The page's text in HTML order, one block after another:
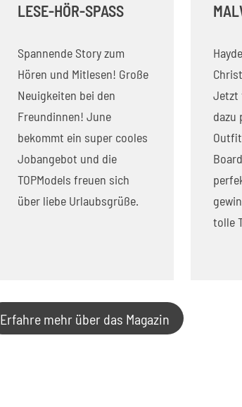
LESE-HÖR-SPASS
Spannende Story zum
Hören und Mitlesen! Große
Neuigkeiten bei den
Freundinnen! June
bekommt ein super cooles
Jobangebot und die
TOPModels freuen sich
über liebe Urlaubsgrüße.
Jetzt
dazu
tolle
Erfahre mehr über das Magazin